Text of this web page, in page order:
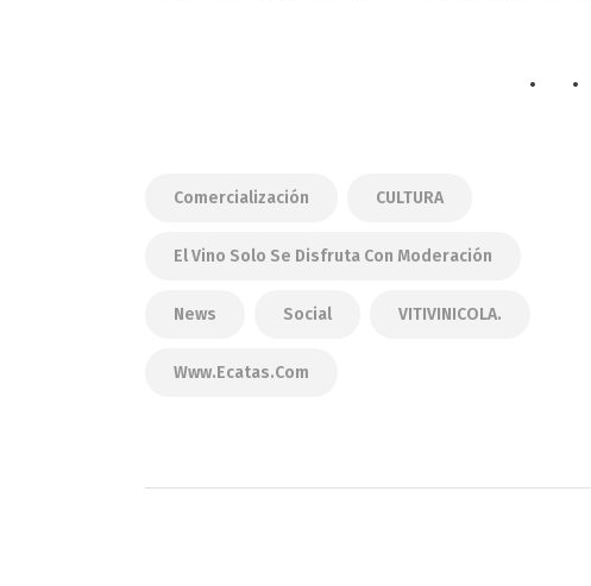
Comercialización CULTURA
El Vino Solo Se Disfruta Con Moderación
News Social VITIVINICOLA.
Www.ecatas.com